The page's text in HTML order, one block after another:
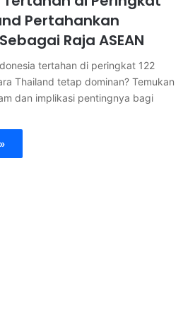
Pertahankan
Raja ASEAN
tertahan di peringkat 122
Thailand tetap dominan? Temukan
dan implikasi pentingnya bagi